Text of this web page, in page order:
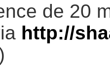
de 20
http://